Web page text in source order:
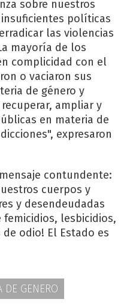
sobre nuestros
políticas
las violencias
mayoría de los
complicidad con el
o vaciaron sus
de género y
ampliar y
en materia de
expresaron
contundente:
cuerpos y
y desendeudadas
femicidios, lesbicidios,
odio! El Estado es
DE GENERO